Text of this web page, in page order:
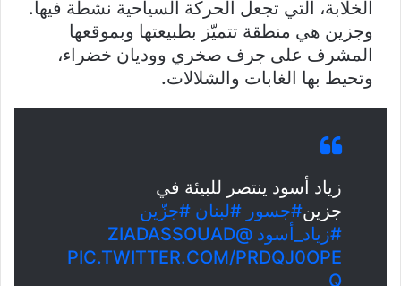
الخلّابة، التي تجعل الحركة السياحية نشطة فيها.
وجزين هي منطقة تتميّز بطبيعتها وبموقعها
المشرف على جرف صخري ووديان خضراء،
وتحيط بها الغابات والشلالات.
زياد أسود ينتصر للبيئة في
جزين#جسور #لبنان #جزّين
#زياد_أسود @ZIADASSOUAD
PIC.TWITTER.COM/PRDQJ0OPE
Q